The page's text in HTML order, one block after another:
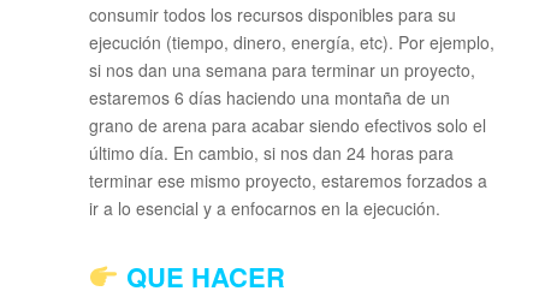
consumir todos los recursos disponibles para su
ejecución (tiempo, dinero, energía, etc). Por ejemplo,
si nos dan una semana para terminar un proyecto,
estaremos 6 días haciendo una montaña de un
grano de arena para acabar siendo efectivos solo el
último día. En cambio, si nos dan 24 horas para
terminar ese mismo proyecto, estaremos forzados a
ir a lo esencial y a enfocarnos en la ejecución.
QUE HACER